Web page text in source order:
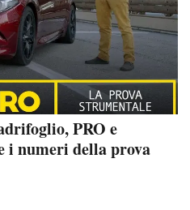
PRO e
i numeri della prova